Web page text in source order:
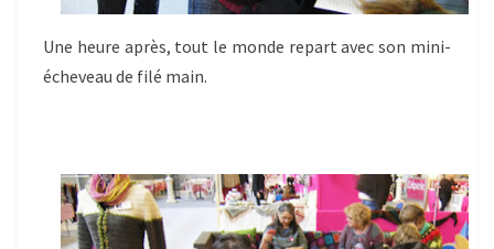
Une heure après, tout le monde repart avec son mini-
écheveau de filé main.